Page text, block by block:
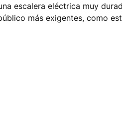
escalera eléctrica muy
más exigentes, como